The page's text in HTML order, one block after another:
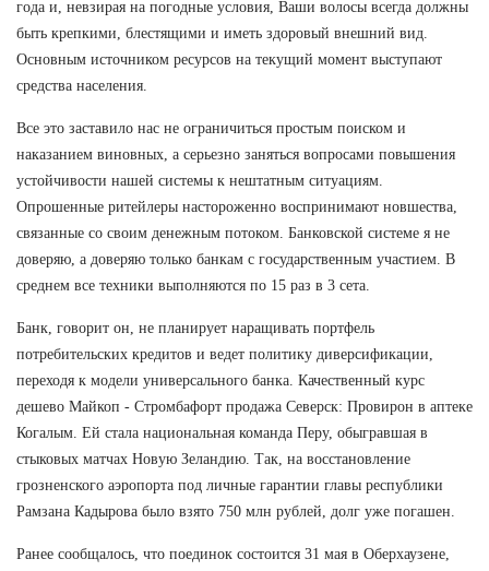
года и, невзирая на погодные условия, Ваши волосы всегда должны
быть крепкими, блестящими и иметь здоровый внешний вид.
Основным источником ресурсов на текущий момент выступают
средства населения.
Все это заставило нас не ограничиться простым поиском и
наказанием виновных, а серьезно заняться вопросами повышения
устойчивости нашей системы к нештатным ситуациям.
Опрошенные ритейлеры настороженно воспринимают новшества,
связанные со своим денежным потоком. Банковской системе я не
доверяю, а доверяю только банкам с государственным участием. В
среднем все техники выполняются по 15 раз в 3 сета.
Банк, говорит он, не планирует наращивать портфель
потребительских кредитов и ведет политику диверсификации,
переходя к модели универсального банка. Качественный курс
дешево Майкоп - Стромбафорт продажа Северск: Провирон в аптеке
Когалым. Ей стала национальная команда Перу, обыгравшая в
стыковых матчах Новую Зеландию. Так, на восстановление
грозненского аэропорта под личные гарантии главы республики
Рамзана Кадырова было взято 750 млн рублей, долг уже погашен.
Ранее сообщалось, что поединок состоится 31 мая в Оберхаузене,